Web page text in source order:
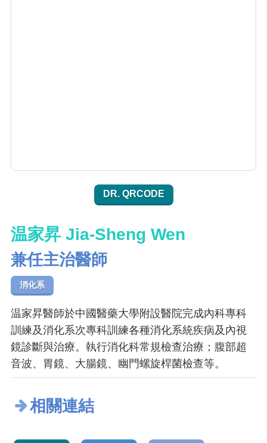
DR. QRCODE
温家昇 Jia-Sheng Wen
兼任主治醫師
消化系
温家昇醫師於中國醫藥大學附設醫院完成內科專科
訓練及消化系次專科訓練各種消化系統疾病及內視
鏡診斷與治療。執行消化科常規檢查治療；腹部超
音波、胃鏡、大腸鏡、幽門螺旋桿菌檢查等。
相關連結